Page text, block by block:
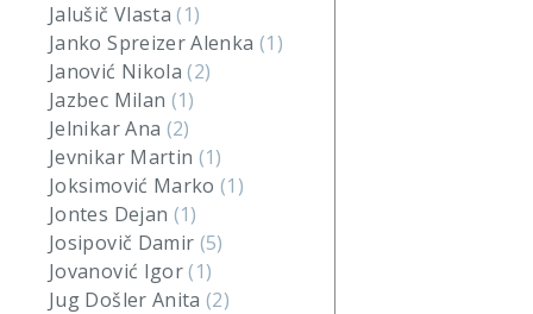
Jalušič Vlasta(1)
Janko Spreizer Alenka (1)
Janović Nikola(2)
Jazbec Milan (1)
Jelnikar Ana (2)
Jevnikar Martin (1)
Joksimović Marko(1)
Jontes Dejan (1)
Josipovič Damir (5)
Jovanović Igor(1)
Jug Došler Anita(2)